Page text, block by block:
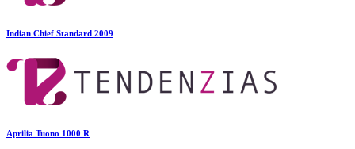
Indian Chief Standard 2009
Aprilia Tuono 1000 R